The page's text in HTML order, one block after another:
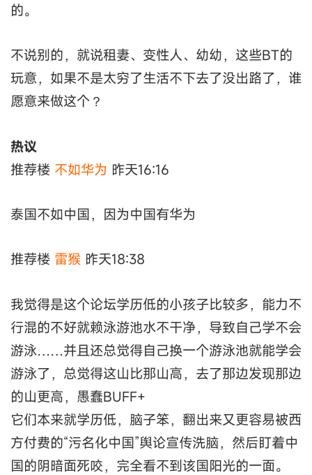
的。
不说别的，就说租妻、变性人、幼幼，这些BT的
玩意，如果不是太穷了生活不下去了没出路了，谁
愿意来做这个？
热议
推荐楼 不如华为 昨天16:16
泰国不如中国，因为中国有华为
推荐楼 雷猴 昨天18:38
我觉得是这个论坛学历低的小孩子比较多，能力不
行混的不好就赖泳游池水不干净，导致自己学不会
游泳……并且还总觉得自己换一个游泳池就能学会
游泳了，总觉得这山比那山高，去了那边发现那边
的山更高，愚蠢BUFF+
它们本来就学历低，脑子笨，翻出来又更容易被西
方付费的“污名化中国”舆论宣传洗脑，然后盯着中
国的阴暗面死咬，完全看不到该国阳光的一面。